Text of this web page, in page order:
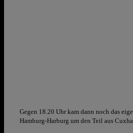
Gegen 18.20 Uhr kam dann noch das
Hamburg-Harburg um den Teil aus